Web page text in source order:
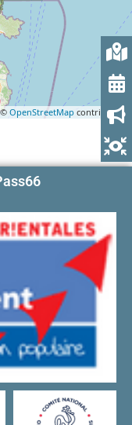
OpenStreetMap contributors